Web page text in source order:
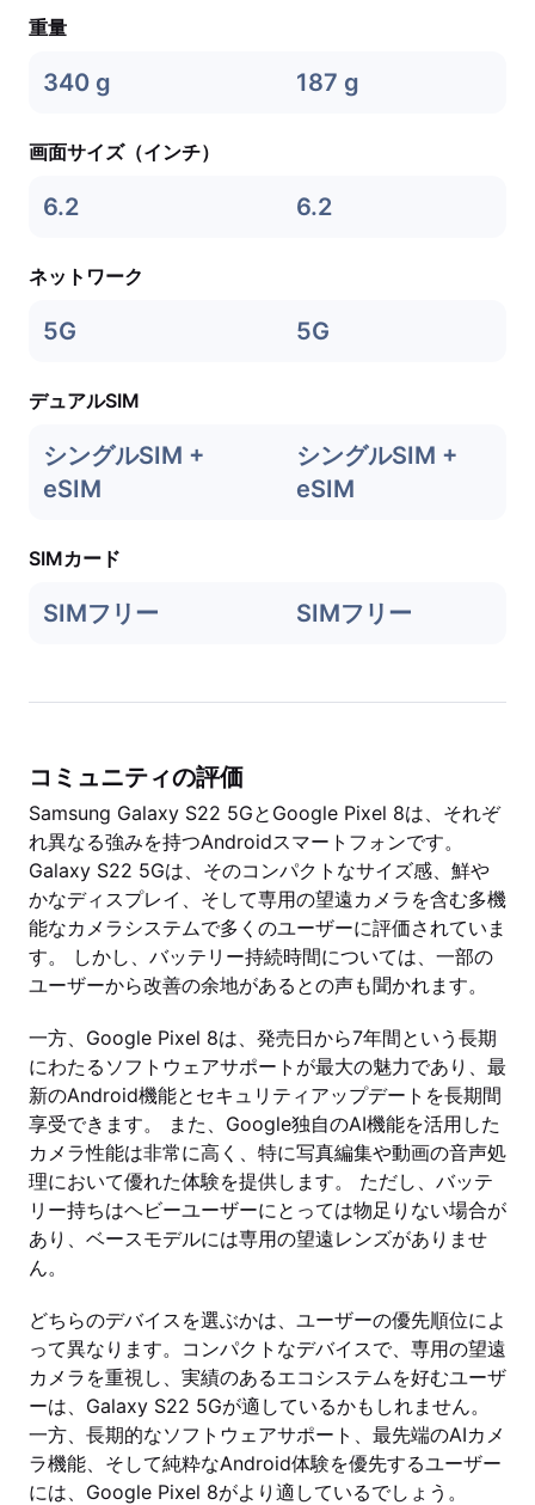
重量
340 g 187 g
画面サイズ（インチ）
6.2 6.2
ネットワーク
5G 5G
デュアルSIM
シングルSIM +
eSIM
シングルSIM +
eSIM
SIMカード
SIMフリー SIMフリー
コミュニティの評価
Samsung Galaxy S22 5GとGoogle Pixel 8は、それぞ
れ異なる強みを持つAndroidスマートフォンです。
Galaxy S22 5Gは、そのコンパクトなサイズ感、鮮や
かなディスプレイ、そして専用の望遠カメラを含む多機
能なカメラシステムで多くのユーザーに評価されていま
す。 しかし、バッテリー持続時間については、一部の
ユーザーから改善の余地があるとの声も聞かれます。
一方、Google Pixel 8は、発売日から7年間という長期
にわたるソフトウェアサポートが最大の魅力であり、最
新のAndroid機能とセキュリティアップデートを長期間
享受できます。 また、Google独自のAI機能を活用した
カメラ性能は非常に高く、特に写真編集や動画の音声処
理において優れた体験を提供します。 ただし、バッテ
リー持ちはヘビーユーザーにとっては物足りない場合が
あり、ベースモデルには専用の望遠レンズがありませ
ん。
どちらのデバイスを選ぶかは、ユーザーの優先順位によ
って異なります。コンパクトなデバイスで、専用の望遠
カメラを重視し、実績のあるエコシステムを好むユーザ
ーは、Galaxy S22 5Gが適しているかもしれません。
一方、長期的なソフトウェアサポート、最先端のAIカメ
ラ機能、そして純粋なAndroid体験を優先するユーザー
には、Google Pixel 8がより適しているでしょう。